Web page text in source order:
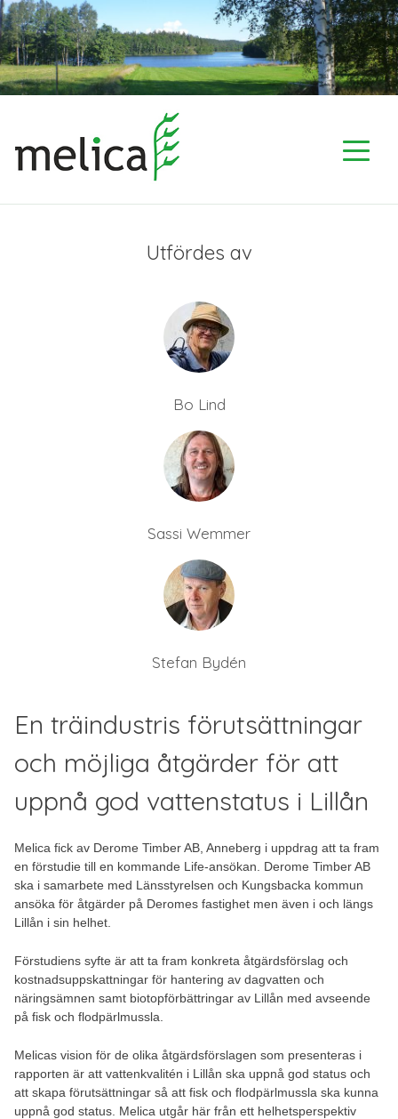
Utfördes av
Bo Lind
Sassi Wemmer
Stefan Bydén
En träindustris förutsättningar
och möjliga åtgärder för att
uppnå god vattenstatus i Lillån
Melica fick av Derome Timber AB, Anneberg i uppdrag att ta fram
en förstudie till en kommande Life-ansökan. Derome Timber AB
ska i samarbete med Länsstyrelsen och Kungsbacka kommun
ansöka för åtgärder på Deromes fastighet men även i och längs
Lillån i sin helhet.
Förstudiens syfte är att ta fram konkreta åtgärdsförslag och
kostnadsuppskattningar för hantering av dagvatten och
näringsämnen samt biotopförbättringar av Lillån med avseende
på fisk och flodpärlmussla.
Melicas vision för de olika åtgärdsförslagen som presenteras i
rapporten är att vattenkvalitén i Lillån ska uppnå god status och
att skapa förutsättningar så att fisk och flodpärlmussla ska kunna
uppnå god status. Melica utgår här från ett helhetsperspektiv